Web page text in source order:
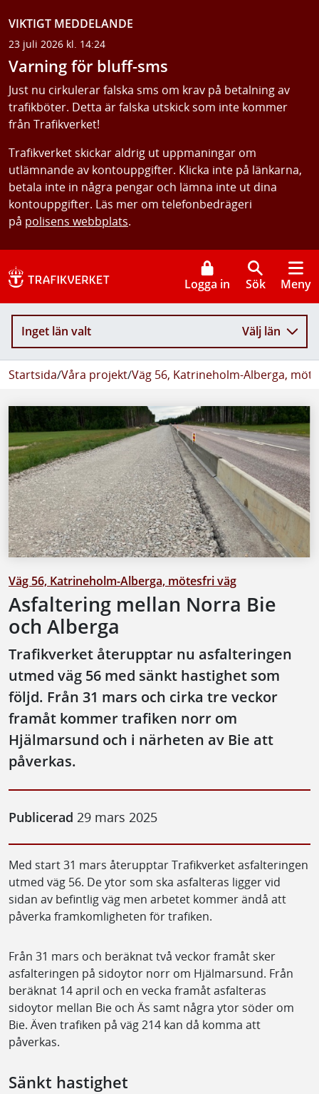
VIKTIGT MEDDELANDE
23 juli 2026 kl. 14:24
Varning för bluff-sms
Just nu cirkulerar falska sms om krav på betalning av
trafikböter. Detta är falska utskick som inte kommer
från Trafikverket!
Trafikverket skickar aldrig ut uppmaningar om
utlämnande av kontouppgifter. Klicka inte på länkarna,
betala inte in några pengar och lämna inte ut dina
kontouppgifter. Läs mer om telefonbedrägeri
på polisens webbplats.
Logga in Sök Meny
Inget län valt Välj län
Startsida/Våra projekt/Väg 56, Katrineholm-Alberga,
Väg 56, Katrineholm-Alberga, mötesfri väg
Asfaltering mellan Norra Bie
och Alberga
Trafikverket återupptar nu asfalteringen
utmed väg 56 med sänkt hastighet som
följd. Från 31 mars och cirka tre veckor
framåt kommer trafiken norr om
Hjälmarsund och i närheten av Bie att
påverkas.
Publicerad 29 mars 2025
Med start 31 mars återupptar Trafikverket asfalteringen
utmed väg 56. De ytor som ska asfalteras ligger vid
sidan av befintlig väg men arbetet kommer ändå att
påverka framkomligheten för trafiken.
Från 31 mars och beräknat två veckor framåt sker
asfalteringen på sidoytor norr om Hjälmarsund. Från
beräknat 14 april och en vecka framåt asfalteras
sidoytor mellan Bie och Äs samt några ytor söder om
Bie. Även trafiken på väg 214 kan då komma att
påverkas.
Sänkt hastighet